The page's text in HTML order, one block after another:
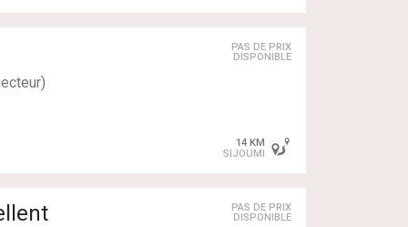
PAS DE PRIX
DISPONIBLE
14 KM
SIJOUMI
PAS DE PRIX
DISPONIBLE